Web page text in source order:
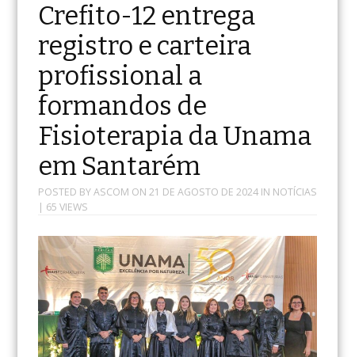
Crefito-12 entrega
registro e carteira
profissional a
formandos de
Fisioterapia da Unama
em Santarém
POSTED BYASCOM ON 21 DE AGOSTO DE 2024IN NOTÍCIAS
| 65 VIEWS